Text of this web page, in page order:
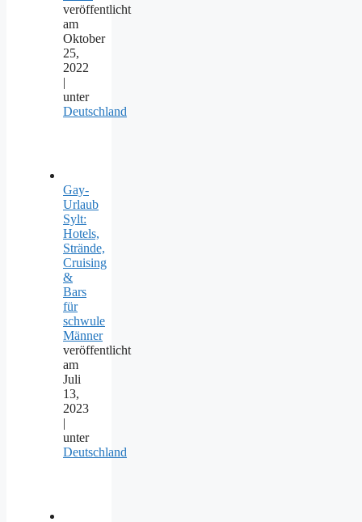
veröffentlicht
am
Oktober
25,
2022
|
unter
Deutschland
Gay-
Urlaub
Sylt:
Hotels,
Strände,
Cruising
&
Bars
für
schwule
Männer
veröffentlicht
am
Juli
13,
2023
|
unter
Deutschland